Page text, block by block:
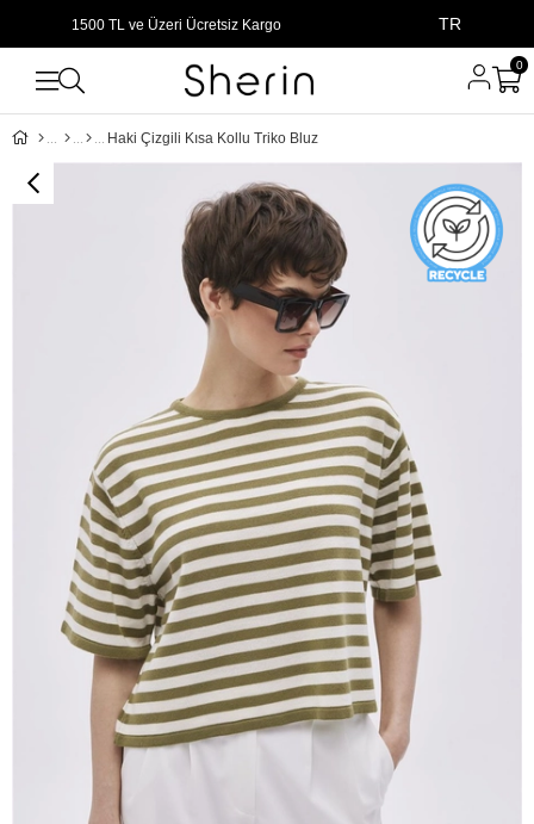
1500 TL ve Üzeri Ücretsiz Kargo TR
0
Haki Çizgili Kısa Kollu Triko Bluz